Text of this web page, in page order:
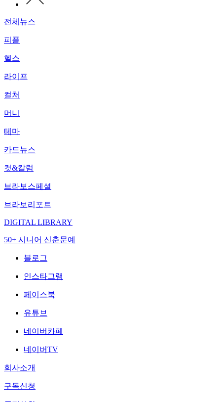
전체뉴스
피플
헬스
라이프
컬처
머니
테마
카드뉴스
컷&칼럼
브라보스페셜
브라보리포트
DIGITAL LIBRARY
50+ 시니어 신춘문예
블로그
인스타그램
페이스북
유튜브
네이버카페
네이버TV
회사소개
구독신청